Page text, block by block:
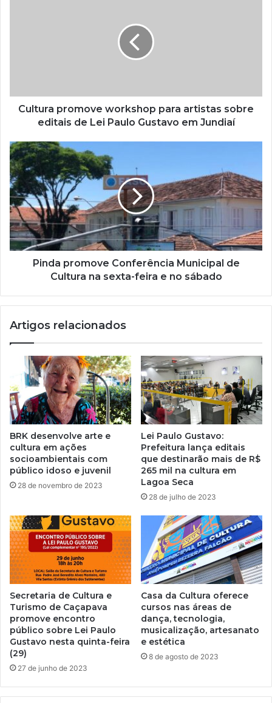
e
e
m
a
i
l
Cultura promove workshop para artistas sobre
editais de Lei Paulo Gustavo em Jundiaí
Pinda promove Conferência Municipal de
Cultura na sexta-feira e no sábado
Artigos relacionados
BRK desenvolve arte e
cultura em ações
socioambientais com
público idoso e juvenil
28 de novembro de 2023
Lei Paulo Gustavo:
Prefeitura lança editais
que destinarão mais de R$
265 mil na cultura em
Lagoa Seca
28 de julho de 2023
Secretaria de Cultura e
Turismo de Caçapava
promove encontro
público sobre Lei Paulo
Gustavo nesta quinta-feira
(29)
27 de junho de 2023
Casa da Cultura oferece
cursos nas áreas de
dança, tecnologia,
musicalização, artesanato
e estética
8 de agosto de 2023